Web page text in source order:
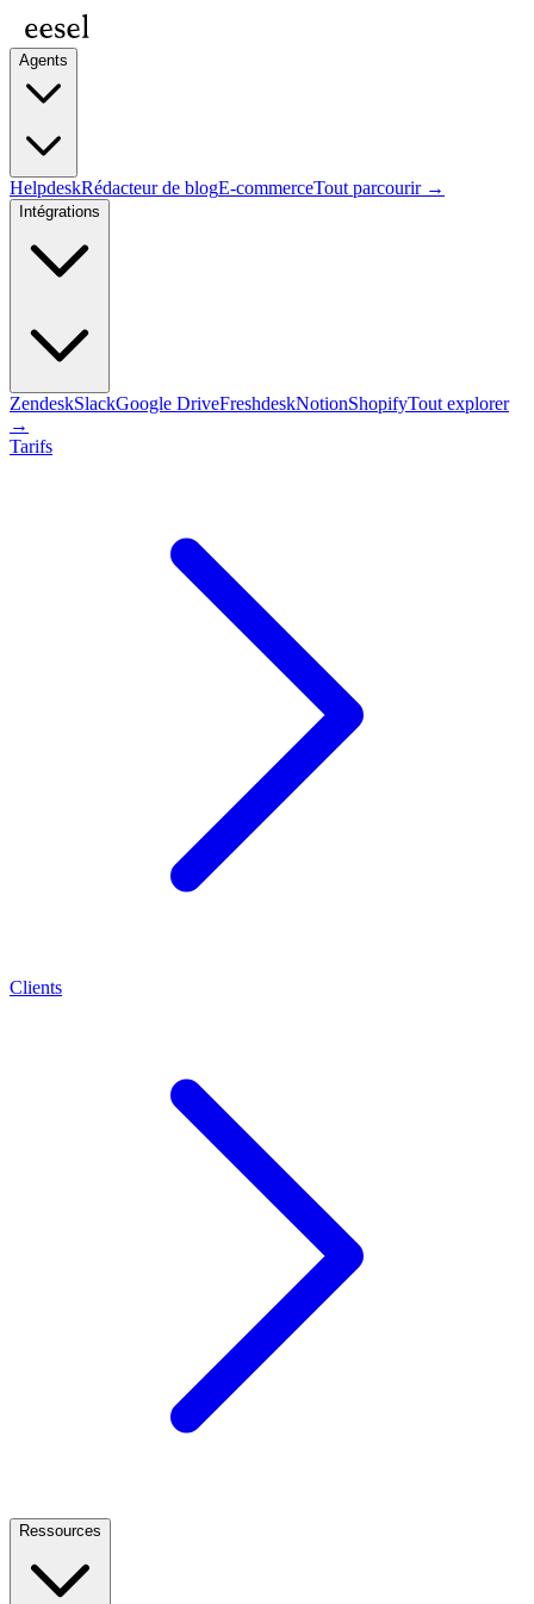
Agents
HelpdeskRédacteur de blogE-commerceTout parcourir →
Intégrations
ZendeskSlackGoogle DriveFreshdeskNotionShopifyTout explorer
→
Tarifs
Clients
Ressources